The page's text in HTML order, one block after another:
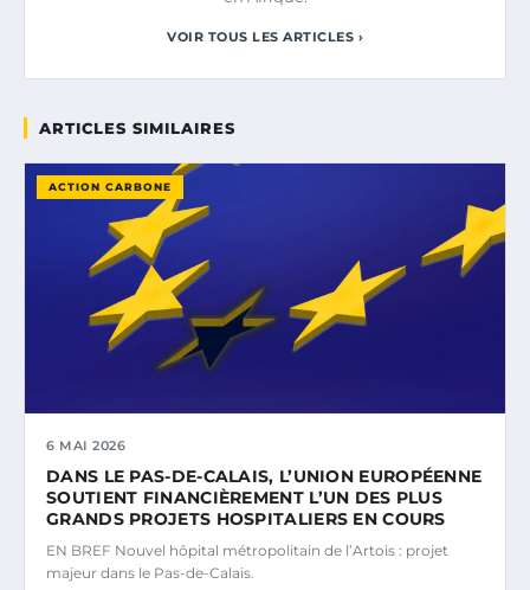
VOIR TOUS LES ARTICLES ›
ARTICLES SIMILAIRES
ACTION CARBONE
6 MAI 2026
DANS LE PAS-DE-CALAIS, L’UNION EUROPÉENNE
SOUTIENT FINANCIÈREMENT L’UN DES PLUS
GRANDS PROJETS HOSPITALIERS EN COURS
EN BREF Nouvel hôpital métropolitain de l’Artois : projet
majeur dans le Pas-de-Calais.